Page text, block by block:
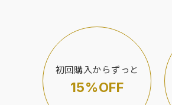
初回購入からずっと
15%OFF